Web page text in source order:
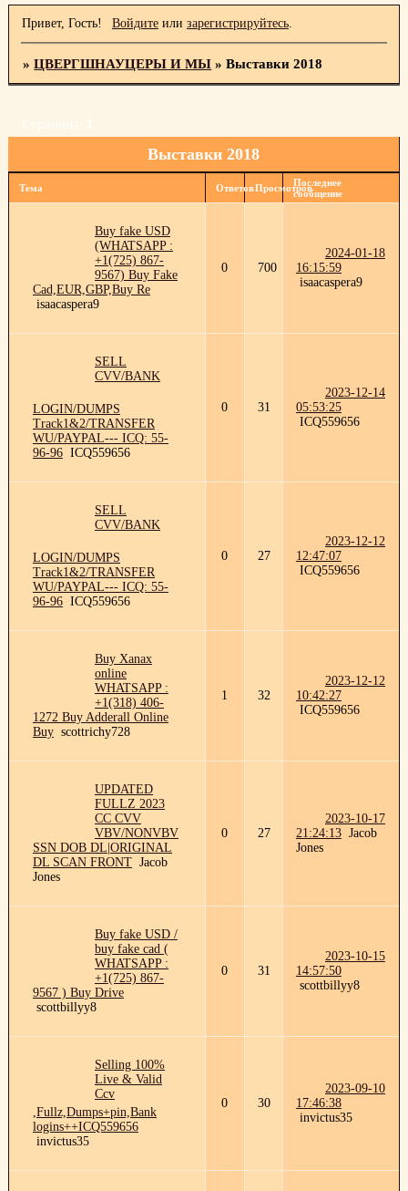
Привет, Гость! Войдитеили зарегистрируйтесь.
»ЦВЕРГШНАУЦЕРЫ И МЫ »Выставки 2018
Выставки 2018
Страница: 1
Тема ОтветовПросмотровПоследнее
сообщение
Buy fake USD
(WHATSAPP :
+1(725) 867-
9567) Buy Fake
Cad,EUR,GBP,Buy Re
isaacaspera9
0 700
2024-01-18
16:15:59
isaacaspera9
SELL
CVV/BANK
LOGIN/DUMPS
Track1&2/TRANSFER
WU/PAYPAL--- ICQ: 55-
96-96 ICQ559656
0 31
2023-12-14
05:53:25
ICQ559656
SELL
CVV/BANK
LOGIN/DUMPS
Track1&2/TRANSFER
WU/PAYPAL--- ICQ: 55-
96-96 ICQ559656
0 27
2023-12-12
12:47:07
ICQ559656
Buy Xanax
online
WHATSAPP :
+1(318) 406-
1272 Buy Adderall Online
Buy scottrichy728
1 32
2023-12-12
10:42:27
ICQ559656
UPDATED
FULLZ 2023
CC CVV
VBV/NONVBV
SSN DOB DL|ORIGINAL
DL SCAN FRONT Jacob
Jones
0 27
2023-10-17
21:24:13 Jacob
Jones
Buy fake USD /
buy fake cad (
WHATSAPP :
+1(725) 867-
9567 ) Buy Drive
scottbillyy8
0 31
2023-10-15
14:57:50
scottbillyy8
Selling 100%
Live & Valid
Ccv
,Fullz,Dumps+pin,Bank
logins++ICQ559656
invictus35
0 30
2023-09-10
17:46:38
invictus35